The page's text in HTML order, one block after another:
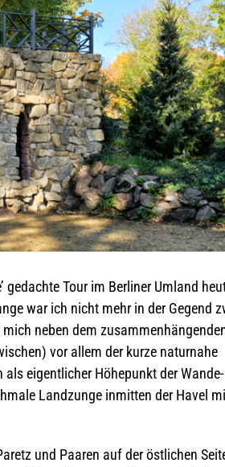
gedachte Tour im Ber­li­ner Umland
war ich nicht mehr in der Gegend
neben dem
vor allem der kurze natur­nahe
als eigent­li­cher Höhe­punkt der Wan­de­
Land­zunge inmit­ten der Havel
und Paa­ren auf der öst­li­chen